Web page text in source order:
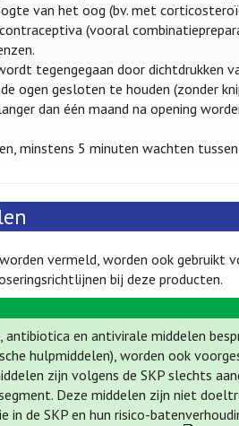
van het oog (bv. met
(vooral
tegengegaan door dichtdrukken
ogen gesloten te houden (zonder
dan één maand na opening
minstens 5 minuten wachten
vermeld, worden ook gebruikt
bij deze producten.
en antivirale middelen
hulpmiddelen), worden ook
zijn volgens de SKP slechts
Deze middelen zijn niet
in de SKP en hun risico-